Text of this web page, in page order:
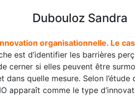
Dubouloz Sandra
organisationnelle. Le
est d’identifier les barrières
cerner si elles peuvent être
dans quelle mesure. Selon l’étude
apparaît comme le type